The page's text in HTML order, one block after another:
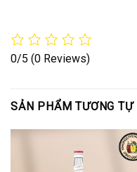
0/5 (0 Reviews)
SẢN PHẨM TƯƠNG TỰ